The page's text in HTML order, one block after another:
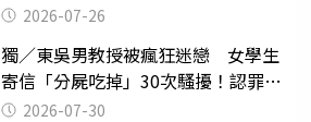
2026-07-26
獨／東吳男教授被瘋狂迷戀 女學生
寄信「分屍吃掉」30次騷擾！認罪免
關 2026-07-30